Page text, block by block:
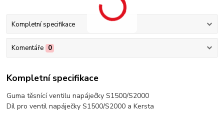
Kompletní specifikace
Komentáře 0
Kompletní specifikace
Guma těsnící ventilu napáječky S1500/S2000
Díl pro ventil napáječky S1500/S2000 a Kersta